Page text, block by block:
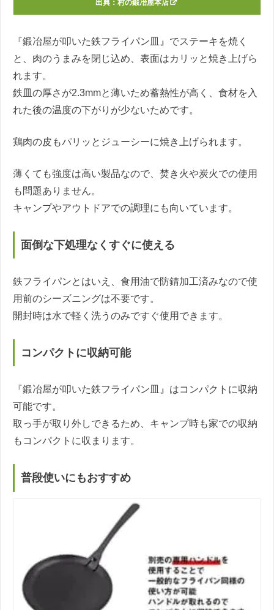
出典： 村の鍛冶屋本店
『鍛冶屋が叩いた鉄フライパン皿』でステーキを焼く
と、肉のうまみを閉じ込め、表面はカリッと焼き上げら
れます。
鉄皿の厚さが2.3mmと薄いため蓄熱性が高く、食材を入
れた後の温度の下がりが少ないためです。
鶏肉の皮もパリッとジューシーに焼き上げられます。
薄くても強度は高い製品なので、焚き火や炭火での使用
も問題ありません。
キャンプやアウトドアでの調理にも向いています。
面倒な下処理なくすぐに使える
鉄フライパンとはいえ、食用油で防錆加工済みなので使
用前のシーズニングは不要です。
開封時は水で軽く洗うのみですぐ使用できます。
コンパクトに収納可能
『鍛冶屋が叩いた鉄フライパン皿』はコンパクトに収納
可能です。
取っ手が取り外しできるため、キャンプ時も家での収納
もコンパクトに収まります。
普段使いにもおすすめ